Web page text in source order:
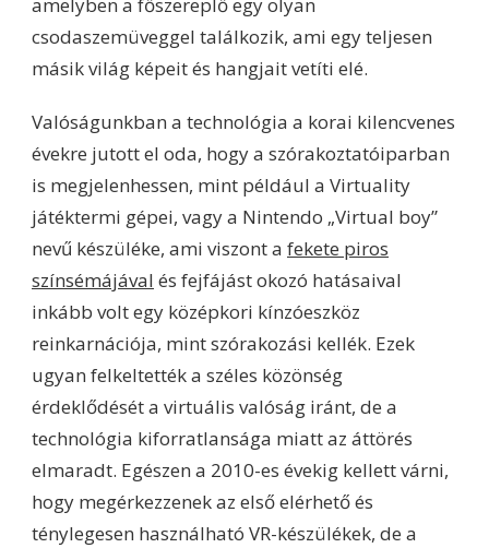
amelyben a főszereplő egy olyan
csodaszemüveggel találkozik, ami egy teljesen
másik világ képeit és hangjait vetíti elé.
Valóságunkban a technológia a korai kilencvenes
évekre jutott el oda, hogy a szórakoztatóiparban
is megjelenhessen, mint például a Virtuality
játéktermi gépei, vagy a Nintendo „Virtual boy”
nevű készüléke, ami viszont a fekete piros
színsémájával és fejfájást okozó hatásaival
inkább volt egy középkori kínzóeszköz
reinkarnációja, mint szórakozási kellék. Ezek
ugyan felkeltették a széles közönség
érdeklődését a virtuális valóság iránt, de a
technológia kiforratlansága miatt az áttörés
elmaradt. Egészen a 2010-es évekig kellett várni,
hogy megérkezzenek az első elérhető és
ténylegesen használható VR-készülékek, de a